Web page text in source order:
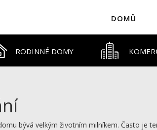
DOMŮ
RODINNÉ DOMY
bývá velkým životním milníkem. Často je